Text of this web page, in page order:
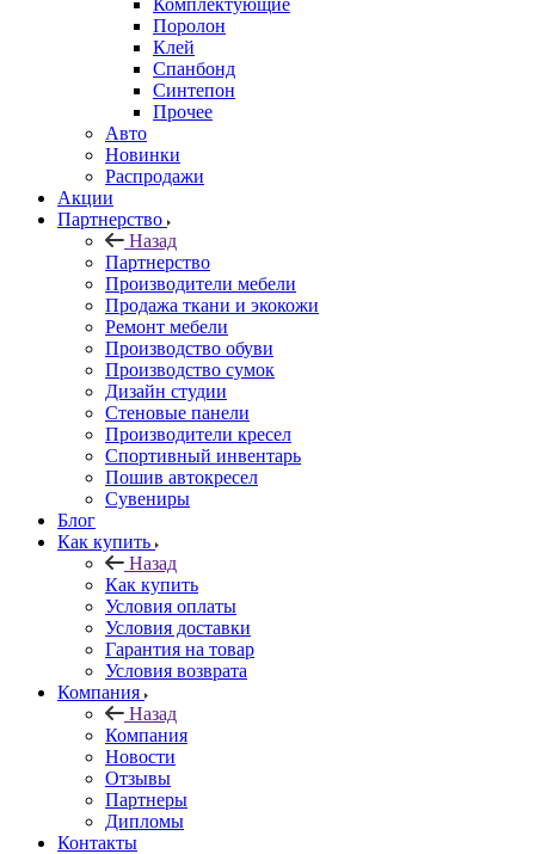
Поролон
Клей
Спанбонд
Синтепон
Прочее
Авто
Новинки
Распродажи
Акции
Партнерство
Назад
Партнерство
Производители мебели
Продажа ткани и экокожи
Ремонт мебели
Производство обуви
Производство сумок
Дизайн студии
Стеновые панели
Производители кресел
Спортивный инвентарь
Пошив автокресел
Сувениры
Блог
Как купить
Назад
Как купить
Условия оплаты
Условия доставки
Гарантия на товар
Условия возврата
Компания
Назад
Компания
Новости
Отзывы
Партнеры
Дипломы
Контакты